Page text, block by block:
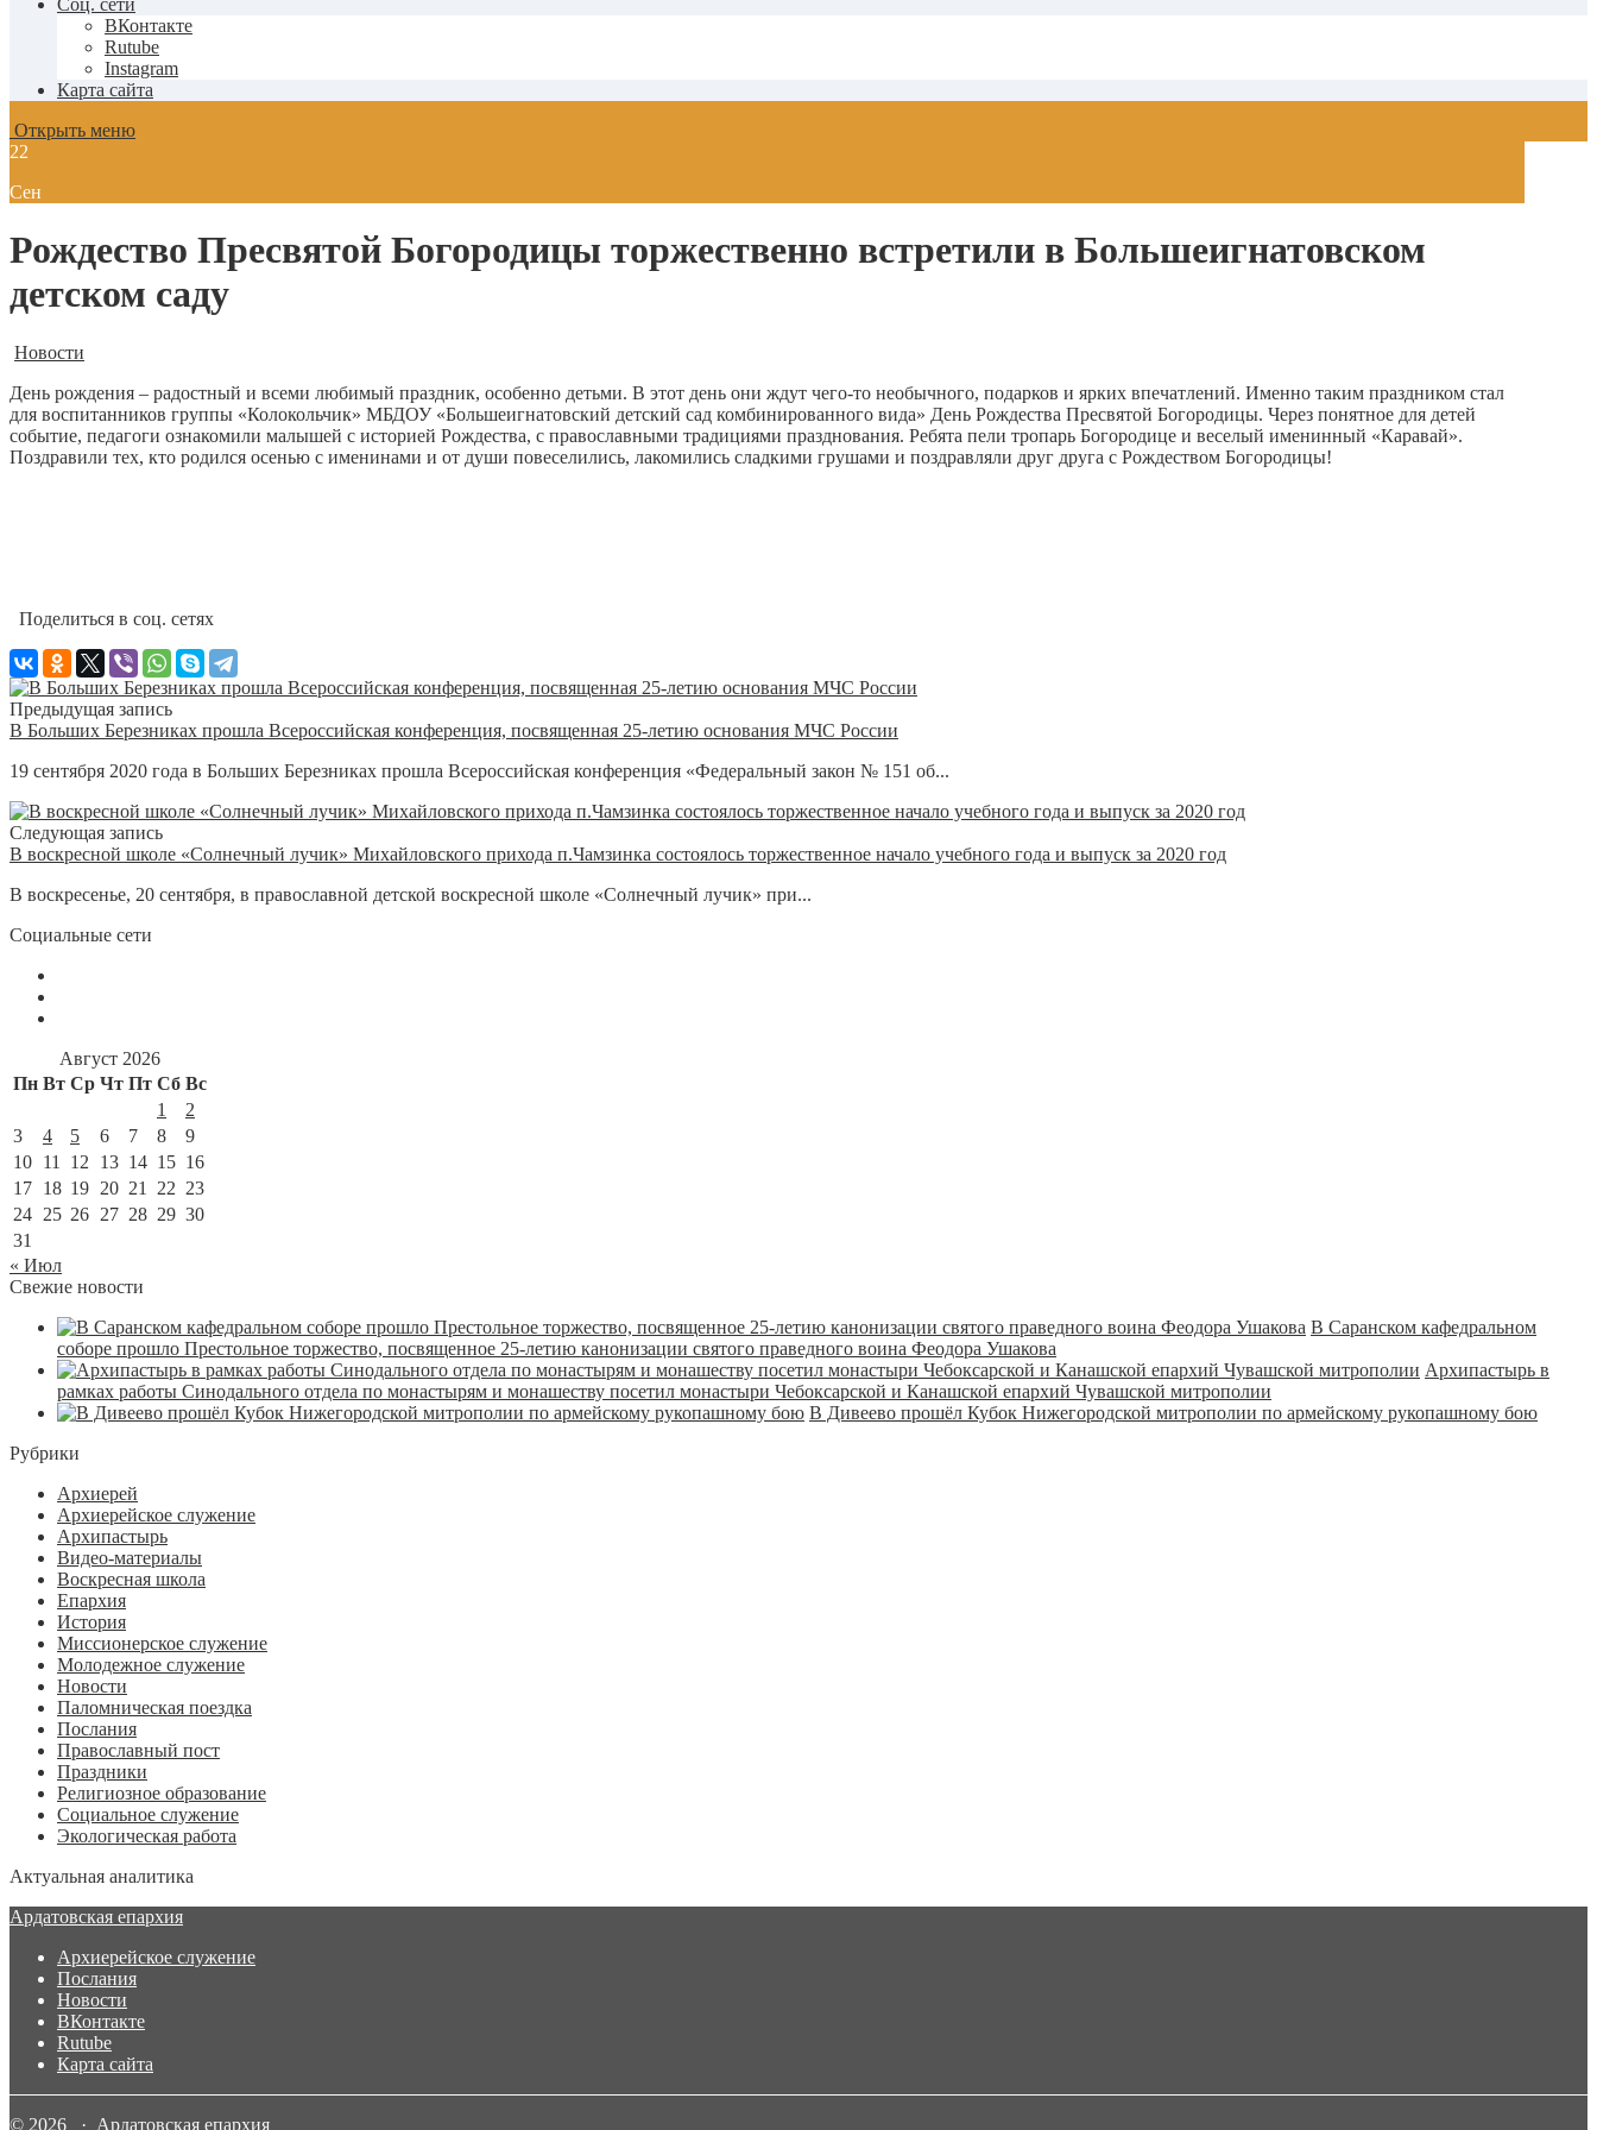
Соц. сети
ВКонтакте
Rutube
Instagram
Карта сайта
Открыть меню
22
Сен
Рождество Пресвятой Богородицы торжественно встретили в Большеигнатовском
детском саду
Новости
День рождения – радостный и всеми любимый праздник, особенно детьми. В этот день они ждут чего-то необычного, подарков и ярких впечатлений. Именно таким праздником стал
для воспитанников группы «Колокольчик» МБДОУ «Большеигнатовский детский сад комбинированного вида» День Рождества Пресвятой Богородицы. Через понятное для детей
событие, педагоги ознакомили малышей с историей Рождества, с православными традициями празднования. Ребята пели тропарь Богородице и веселый именинный «Каравай».
Поздравили тех, кто родился осенью с именинами и от души повеселились, лакомились сладкими грушами и поздравляли друг друга с Рождеством Богородицы!
Поделиться в соц. сетях
Предыдущая запись
В Больших Березниках прошла Всероссийская конференция, посвященная 25-летию основания МЧС России
19 сентября 2020 года в Больших Березниках прошла Всероссийская конференция «Федеральный закон № 151 об...
Следующая запись
В воскресной школе «Солнечный лучик» Михайловского прихода п.Чамзинка состоялось торжественное начало учебного года и выпуск за 2020 год
В воскресенье, 20 сентября, в православной детской воскресной школе «Солнечный лучик» при...
Социальные сети
Август 2026
Пн Вт Ср Чт Пт Сб Вс
1
2
3
4 5 6 7 8
9
10 11 12 13 14 15 16
17 18 19 20 21 22 23
24 25 26 27 28 29 30
31
« Июл
Свежие новости
В Саранском кафедральном
соборе прошло Престольное торжество, посвященное 25-летию канонизации святого праведного воина Феодора Ушакова
Архипастырь в
рамках работы Синодального отдела по монастырям и монашеству посетил монастыри Чебоксарской и Канашской епархий Чувашской митрополии
В Дивеево прошёл Кубок Нижегородской митрополии по армейскому рукопашному бою
Рубрики
Архиерей
Архиерейское служение
Архипастырь
Видео-материалы
Воскресная школа
Епархия
История
Миссионерское служение
Молодежное служение
Новости
Паломническая поездка
Послания
Православный пост
Праздники
Религиозное образование
Социальное служение
Экологическая работа
Актуальная аналитика
Ардатовская епархия
Архиерейское служение
Послания
Новости
ВКонтакте
Rutube
Карта сайта
© 2026 · Ардатовская епархия